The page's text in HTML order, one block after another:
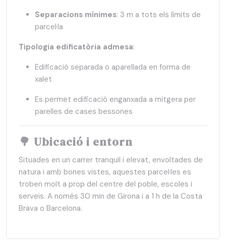
Separacions mínimes: 3 m a tots els límits de
parcel·la
Tipologia edificatòria admesa:
Edificació separada o aparellada en forma de
xalet
Es permet edificació enganxada a mitgera per
parelles de cases bessones
🌳 Ubicació i entorn
Situades en un carrer tranquil i elevat, envoltades de
natura i amb bones vistes, aquestes parcel·les es
troben molt a prop del centre del poble, escoles i
serveis. A només 30 min de Girona i a 1 h de la Costa
Brava o Barcelona.